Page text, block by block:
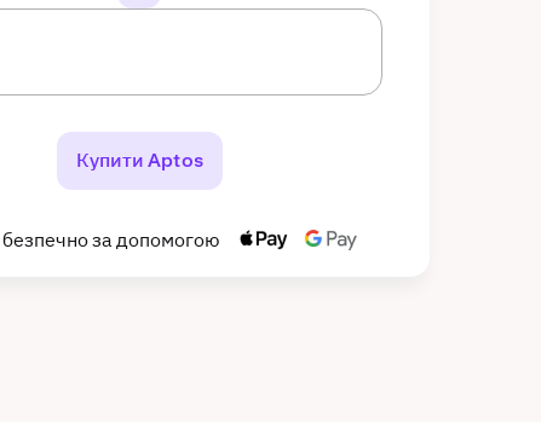
Купити Aptos
за допомогою